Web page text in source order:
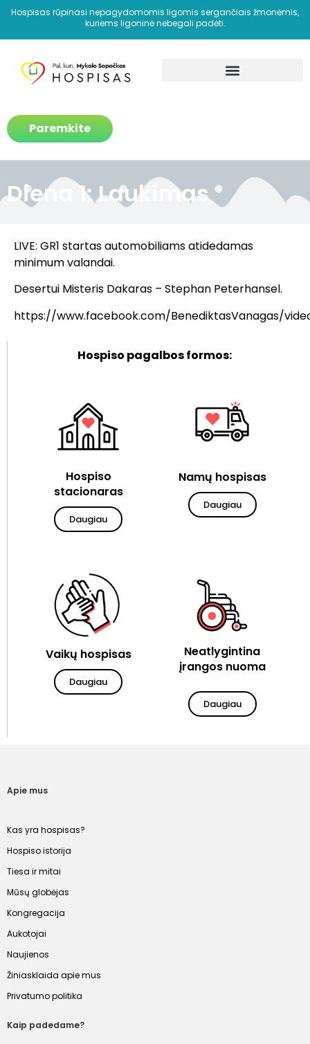
Hospisas rūpinasi nepagydomomis ligomis sergančiais žmonėmis,
kuriems ligoninė nebegali padėti.
Paremkite
Diena 1: Laukimas
LIVE: GR1 startas automobiliams atidedamas
minimum valandai.
Desertui Misteris Dakaras – Stephan Peterhansel.
https://www.facebook.com/BenediktasVanagas/
Hospiso pagalbos formos:
Hospiso
stacionaras
Daugiau
Namų hospisas
Daugiau
Vaikų hospisas
Daugiau
Neatlygintina
įrangos nuoma
Daugiau
Apie mus
Kas yra hospisas?
Hospiso istorija
Tiesa ir mitai
Mūsų globėjas
Kongregacija
Aukotojai
Naujienos
Žiniasklaida apie mus
Privatumo politika
Kaip padedame?